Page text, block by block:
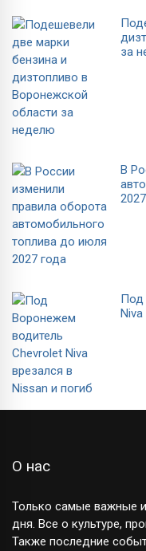
за
В
Под
Niva
О нас
Только самые важные
дня. Все о культуре,
Также последние